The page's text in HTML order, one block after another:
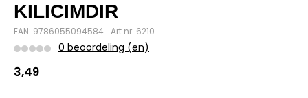
KILICIMDIR
EAN: 9786055094584 Art.nr: 6210
0 beoordeling (en)
3,49